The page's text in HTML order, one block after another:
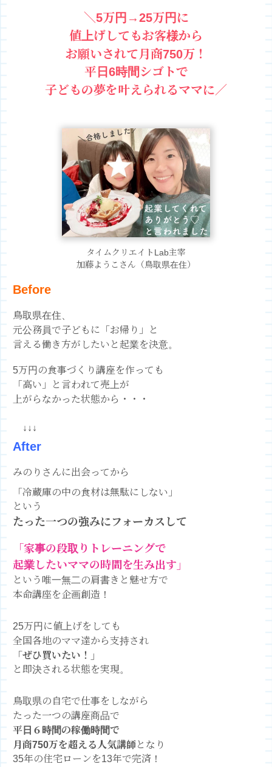
＼5万円→25万円に
値上げしてもお客様から
お願いされて月商750万！
平日6時間シゴトで
子どもの夢を叶えられるママに／
タイムクリエイトLab主宰
加藤ようこさん（鳥取県在住）
Before
鳥取県在住、
元公務員で子どもに「お帰り」と
言える働き方がしたいと起業を決意。
5万円の食事づくり講座を作っても
「高い」と言われて売上が
上がらなかった状態から・・・
↓↓↓
After
みのりさんに出会ってから
「冷蔵庫の中の食材は無駄にしない」
という
たった一つの強みにフォーカスして
「家事の段取りトレーニングで
起業したいママの時間を生み出す」
という唯一無二の肩書きと魅せ方で
本命講座を企画創造！
25万円に値上げをしても
全国各地のママ達から支持され
「ぜひ買いたい！」
と即決される状態を実現。
鳥取県の自宅で仕事をしながら
たった一つの講座商品で
平日６時間の稼働時間で
月商750万を超える人気講師となり
35年の住宅ローンを13年で完済！